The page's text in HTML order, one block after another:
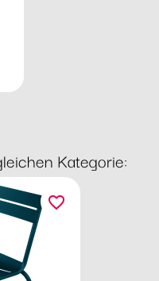
Kategorie:
favorite_border